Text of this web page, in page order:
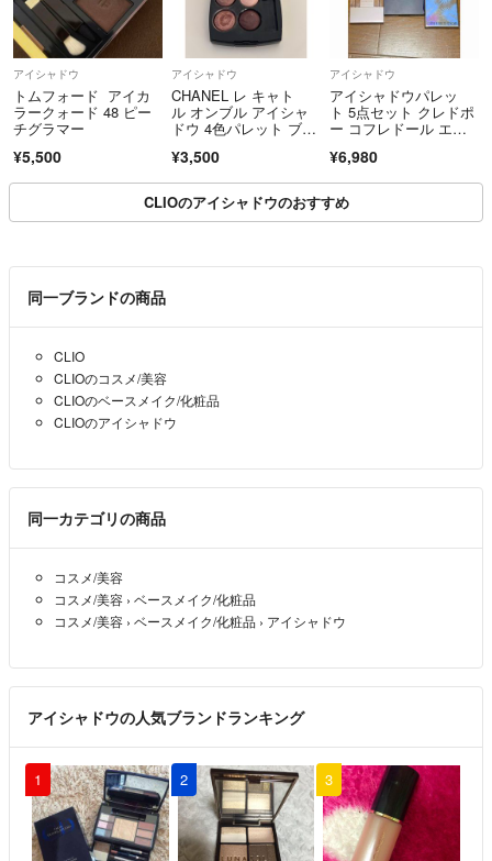
アイシャドウ
トムフォード アイカ
ラークォード 48 ピー
チグラマー
¥5,500
アイシャドウ
CHANEL レ キャト
ル オンブル アイシャ
ドウ 4色パレット ブラ
¥3,500
アイシャドウ
アイシャドウパレッ
ト 5点セット クレドポ
ー コフレドール エス
¥6,980
CLIOのアイシャドウのおすすめ
同一ブランドの商品
CLIO
CLIOのコスメ/美容
CLIOのベースメイク/化粧品
CLIOのアイシャドウ
同一カテゴリの商品
コスメ/美容
コスメ/美容 › ベースメイク/化粧品
コスメ/美容 › ベースメイク/化粧品 › アイシャドウ
アイシャドウの人気ブランドランキング
1 2 3